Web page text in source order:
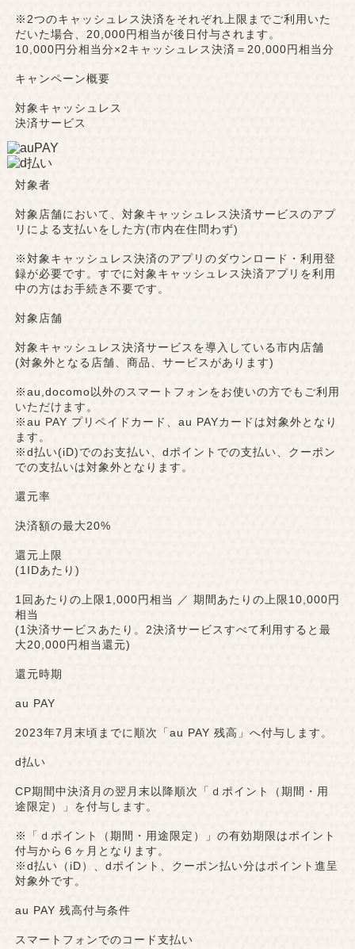
※2つのキャッシュレス決済をそれぞれ上限までご利用いた
だいた場合、20,000円相当が後日付与されます。
10,000円分相当分×2キャッシュレス決済＝20,000円相当分
キャンペーン概要
対象キャッシュレス
決済サービス
対象者
対象店舗において、対象キャッシュレス決済サービスのアプ
リによる支払いをした方(市内在住問わず)
※対象キャッシュレス決済のアプリのダウンロード・利用登
録が必要です。すでに対象キャッシュレス決済アプリを利用
中の方はお手続き不要です。
対象店舗
対象キャッシュレス決済サービスを導入している市内店舗
(対象外となる店舗、商品、サービスがあります)
※au,docomo以外のスマートフォンをお使いの方でもご利用
いただけます。
※au PAY プリペイドカード、au PAYカードは対象外となり
ます。
※d払い(iD)でのお支払い、dポイントでの支払い、クーポン
での支払いは対象外となります。
還元率
決済額の最大20%
還元上限
(1IDあたり)
1回あたりの上限1,000円相当 ／ 期間あたりの上限10,000円
相当
(1決済サービスあたり。2決済サービスすべて利用すると最
大20,000円相当還元)
還元時期
au PAY
2023年7月末頃までに順次「au PAY 残高」へ付与します。
d払い
CP期間中決済月の翌月末以降順次「ｄポイント（期間・用
途限定）」を付与します。
※「ｄポイント（期間・用途限定）」の有効期限はポイント
付与から６ヶ月となります。
※d払い（iD）、dポイント、クーポン払い分はポイント進呈
対象外です。
au PAY 残高付与条件
スマートフォンでのコード支払い